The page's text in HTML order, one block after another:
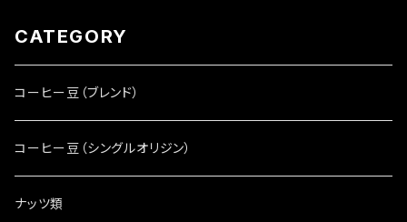
CATEGORY
コーヒー豆（ブレンド）
コーヒー豆（シングルオリジン）
ナッツ類